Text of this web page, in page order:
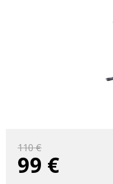
110 €
99 €